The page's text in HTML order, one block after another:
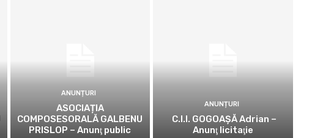
ANUNȚURI
ASOCIAȚIA
COMPOSESORALĂ GALBENU
PRISLOP – Anunţ public
ANUNȚURI
C.I.I. GOGOAŞĂ Adrian –
Anunţ licitaţie